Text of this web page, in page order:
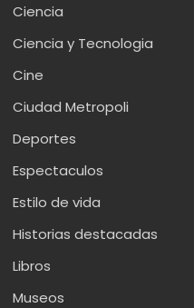
Ciencia
Ciencia y Tecnologia
Cine
Ciudad Metropoli
Deportes
Espectaculos
Estilo de vida
Historias destacadas
Libros
Museos